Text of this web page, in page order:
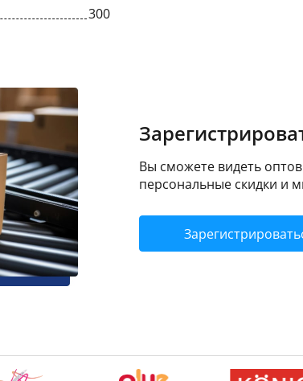
300
Вы сможете видеть
персональные скидки и